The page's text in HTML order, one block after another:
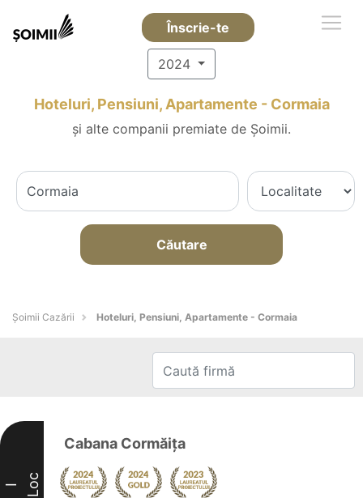
Înscrie-te
2024
Hoteluri, Pensiuni, Apartamente - Cormaia
și alte companii premiate de Șoimii.
Căutare
Șoimii Cazării Hoteluri, Pensiuni, Apartamente - Cormaia
I Loc
Cabana Cormăiţa